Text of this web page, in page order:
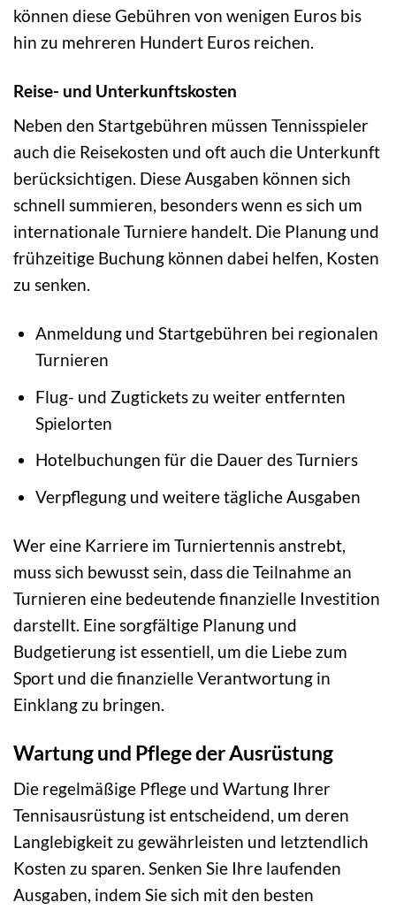
können diese Gebühren von wenigen Euros bis
hin zu mehreren Hundert Euros reichen.
Reise- und Unterkunftskosten
Neben den Startgebühren müssen Tennisspieler
auch die Reisekosten und oft auch die Unterkunft
berücksichtigen. Diese Ausgaben können sich
schnell summieren, besonders wenn es sich um
internationale Turniere handelt. Die Planung und
frühzeitige Buchung können dabei helfen, Kosten
zu senken.
Anmeldung und Startgebühren bei regionalen
Turnieren
Flug- und Zugtickets zu weiter entfernten
Spielorten
Hotelbuchungen für die Dauer des Turniers
Verpflegung und weitere tägliche Ausgaben
Wer eine Karriere im Turniertennis anstrebt,
muss sich bewusst sein, dass die Teilnahme an
Turnieren eine bedeutende finanzielle Investition
darstellt. Eine sorgfältige Planung und
Budgetierung ist essentiell, um die Liebe zum
Sport und die finanzielle Verantwortung in
Einklang zu bringen.
Wartung und Pflege der Ausrüstung
Die regelmäßige Pflege und Wartung Ihrer
Tennisausrüstung ist entscheidend, um deren
Langlebigkeit zu gewährleisten und letztendlich
Kosten zu sparen. Senken Sie Ihre laufenden
Ausgaben, indem Sie sich mit den besten